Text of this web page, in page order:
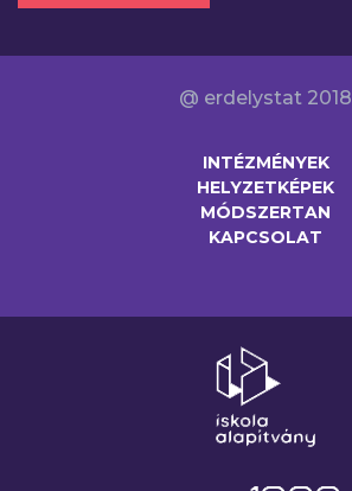
@ erdelystat 2018
INTÉZMÉNYEK
HELYZETKÉPEK
MÓDSZERTAN
KAPCSOLAT